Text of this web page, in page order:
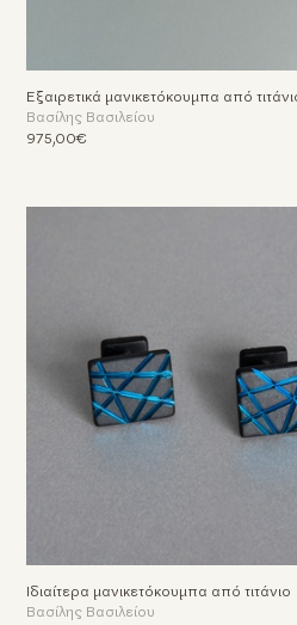
Εξαιρετικά μανικετόκουμπα από
Βασίλης Βασιλείου
975,00€
Ιδιαίτερα μανικετόκουμπα από τιτάνιο
Βασίλης Βασιλείου